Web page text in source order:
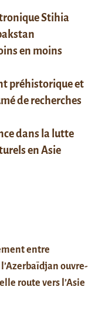
Stihia
en moins
préhistorique et
de recherches
dans la lutte
en Asie
entre
ouvre-
route vers l’Asie